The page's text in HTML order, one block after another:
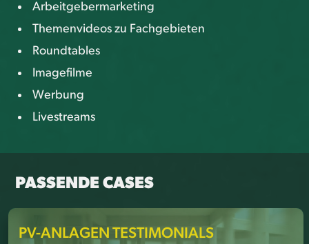
Arbeitgebermarketing
Themenvideos zu Fachgebieten
Roundtables
Imagefilme
Werbung
Livestreams
PASSENDE CASES
PV-ANLAGEN TESTIMONIALS